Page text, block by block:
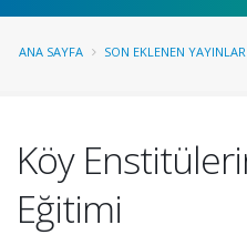
ANA SAYFA SON EKLENEN YAYINLAR
Köy
Eğitimi